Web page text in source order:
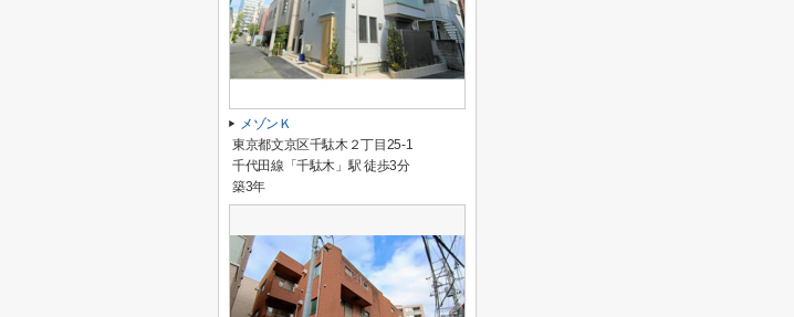
メゾンＫ
東京都文京区千駄木２丁目25-1
千代田線「千駄木」駅 徒歩3分
築3年